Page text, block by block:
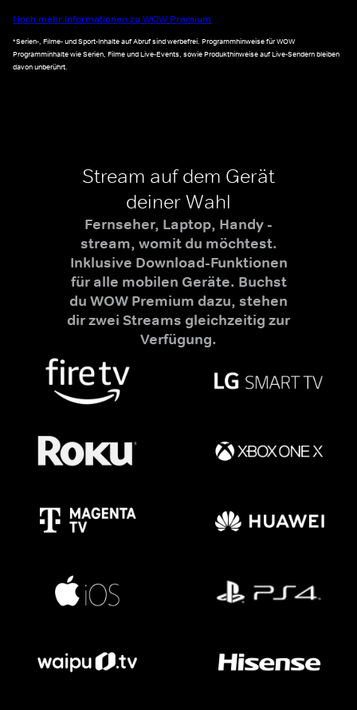
Noch mehr Informationen zu WOW Premium
*Serien-, Filme- und Sport-Inhalte auf Abruf sind werbefrei. Programmhinweise für WOW
Programminhalte wie Serien, Filme und Live-Events, sowie Produkthinweise auf Live-Sendern bleiben
davon unberührt.
Stream auf dem Gerät
deiner Wahl
Fernseher, Laptop, Handy -
stream, womit du möchtest.
Inklusive Download-Funktionen
für alle mobilen Geräte. Buchst
du WOW Premium dazu, stehen
dir zwei Streams gleichzeitig zur
Verfügung.